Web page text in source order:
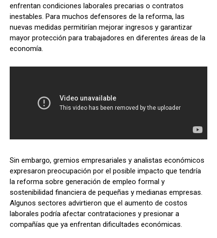
enfrentan condiciones laborales precarias o contratos
inestables. Para muchos defensores de la reforma, las
nuevas medidas permitirían mejorar ingresos y garantizar
mayor protección para trabajadores en diferentes áreas de la
economía.
Sin embargo, gremios empresariales y analistas económicos
expresaron preocupación por el posible impacto que tendría
la reforma sobre generación de empleo formal y
sostenibilidad financiera de pequeñas y medianas empresas.
Algunos sectores advirtieron que el aumento de costos
laborales podría afectar contrataciones y presionar a
compañías que ya enfrentan dificultades económicas.